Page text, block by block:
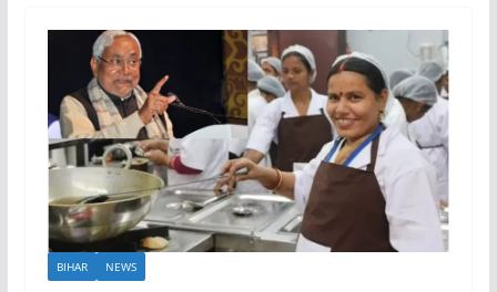
BIHAR NEWS